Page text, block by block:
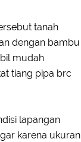
tanah
dengan bambu
mudah
tiang pipa brc
lapangan
karena ukuran